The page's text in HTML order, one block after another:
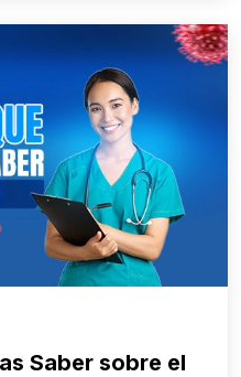
Saber sobre el